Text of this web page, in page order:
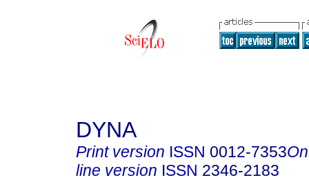
DYNA
Print version ISSN 0012-7353
line version ISSN 2346-2183